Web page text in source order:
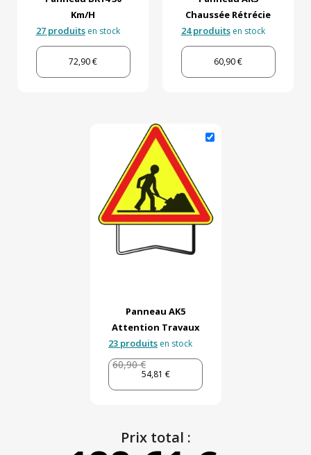
Km/h
27 produitsen stock
72,90 €
Chaussée Rétrécie
24 produitsen stock
60,90 €
Panneau AK5
Attention Travaux
23 produits en stock
60,90 €
54,81 €
Prix total :